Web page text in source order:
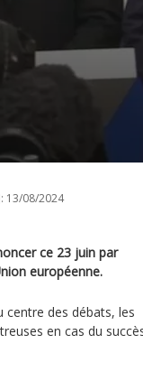
13/08/2024
ce 23 juin par
européenne.
centre des débats, les
en cas du